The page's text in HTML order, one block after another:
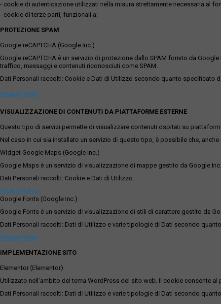
- cookie di autenticazione utilizzati nella misura strettamente necessaria al
- cookie di terze parti, funzionali a:
PROTEZIONE SPAM
Google reCAPTCHA (Google Inc.)
Google reCAPTCHA è un servizio di protezione dallo SPAM fornito da
traffico, messaggi e contenuti riconosciuti come SPAM.
Dati Personali raccolti: Cookie e Dati di Utilizzo secondo quanto specificato
Privacy Policy
VISUALIZZAZIONE DI CONTENUTI DA PIATTAFORME ESTERNE
Questo tipo di servizi permette di visualizzare contenuti ospitati su
Nel caso in cui sia installato un servizio di questo tipo, è possibile che,
Widget Google Maps (Google Inc.)
Google Maps è un servizio di visualizzazione di mappe gestito da Google
Dati Personali raccolti: Cookie e Dati di Utilizzo.
Privacy Policy
Google Fonts (Google Inc.)
Google Fonts è un servizio di visualizzazione di stili di carattere gestito da
Dati Personali raccolti: Dati di Utilizzo e varie tipologie di Dati secondo
Privacy Policy
IMPLEMENTAZIONE SITO
Elementor (Elementor)
Utilizzato nell'ambito del tema WordPress del sito web. Il cookie consente
Dati Personali raccolti: Dati di Utilizzo e varie tipologie di Dati secondo